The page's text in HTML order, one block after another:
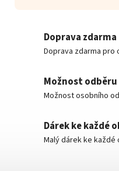
Doprava zdarma
Doprava zdarma pro
Možnost
Možnost osobního
Dárek ke každé
Malý dárek ke